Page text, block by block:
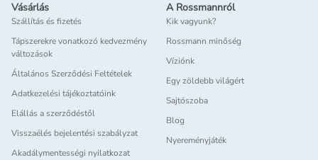
Vásárlás
Szállítás és fizetés
Tápszerekre vonatkozó kedvezmény
változások
Általános Szerződési Feltételek
Adatkezelési tájékoztatóink
Elállás a szerződéstől
Visszaélés bejelentési szabályzat
Akadálymentességi nyilatkozat
A Rossmannról
Kik vagyunk?
Rossmann minőség
Víziónk
Egy zöldebb világért
Sajtószoba
Blog
Nyereményjáték